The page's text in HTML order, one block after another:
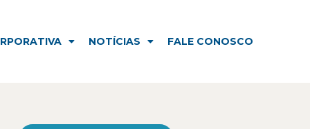
NOTÍCIAS FALE CONOSCO